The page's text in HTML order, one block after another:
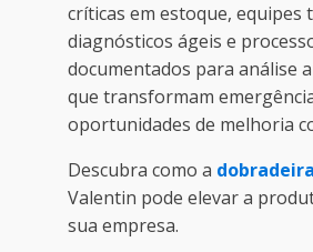
críticas em estoque, equipes
diagnósticos ágeis e
documentados para análise
que transformam
oportunidades de melhoria
Descubra como a
Valentin pode elevar a
sua empresa.